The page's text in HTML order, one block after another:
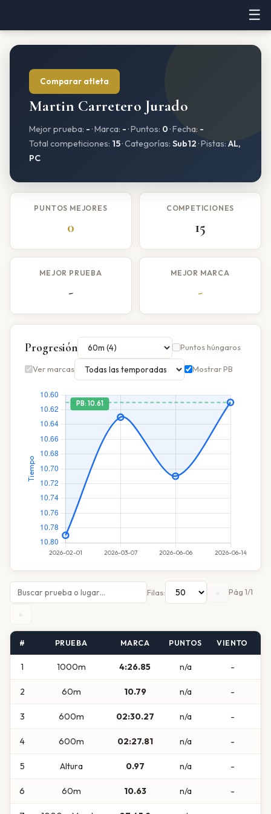
☰
Comparar atleta
Martin Carretero Jurado
Mejor prueba: - · Marca: - · Puntos: 0 · Fecha: -
Total competiciones: 15· Categorías: Sub12 · Pistas: AL,
PC
PUNTOS MEJORES
0
COMPETICIONES
15
MEJOR PRUEBA
-
MEJOR MARCA
-
Progresión Puntos húngaros
Ver marcas Mostrar PB
Filas: « Pág 1/1
»
# PRUEBA MARCA PUNTOS VIENTO
1 1000m 4:26.85 n/a -
2 60m 10.79 n/a -
3 600m 02:30.27 n/a -
4 600m 02:27.81 n/a -
5 Altura 0.97 n/a -
6 60m 10.63 n/a -